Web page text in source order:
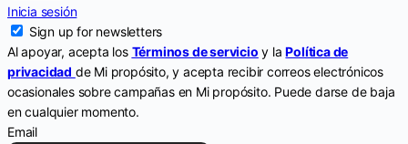
Inicia sesión
Sign up for newsletters
Al apoyar, acepta los Términos de servicio y laPolítica de
privacidad de Mi propósito, y acepta recibir correos electrónicos
ocasionales sobre campañas en Mi propósito. Puede darse de baja
en cualquier momento.
Email